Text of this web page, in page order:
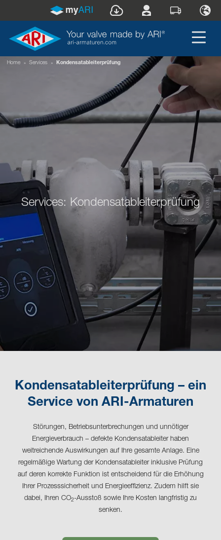
Home » Services » Kondensatableiterprüfung
Services: Kondensatableiterprüfung
Kondensatableiterprüfung – ein
Service von ARI-Armaturen
Störungen, Betriebsunterbrechungen und unnötiger
Energieverbrauch – defekte Kondensatableiter haben
weitreichende Auswirkungen auf Ihre gesamte Anlage. Eine
regelmäßige Wartung der Kondensatableiter inklusive Prüfung
auf deren korrekte Funktion ist entscheidend für die Erhöhung
Ihrer Prozesssicherheit und Energieeffizienz. Zudem hilft sie
dabei, Ihren CO2-Ausstoß sowie Ihre Kosten langfristig zu
senken.